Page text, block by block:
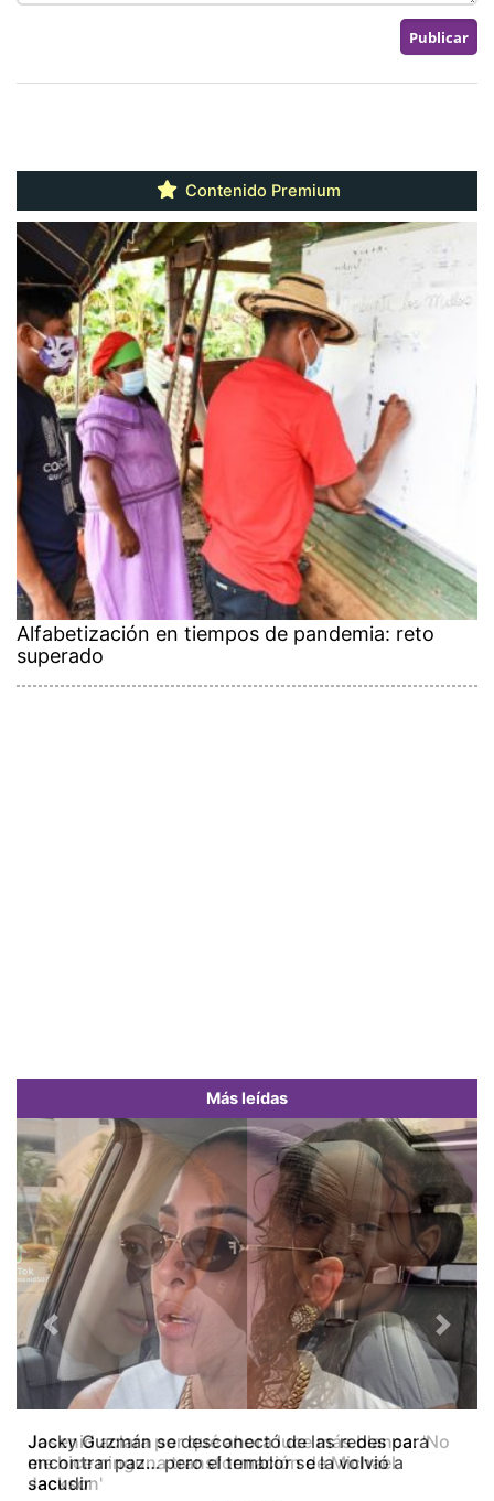
Contenido Premium
Alfabetización en tiempos de pandemia: reto
superado
Más leídas
Jacky Guzmán se desconectó de las redes para
encontrar paz… pero el temblor se la volvió a
sacudir
Previous Next